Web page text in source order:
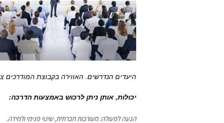
היעדים הנדרשים. האווירה בקבוצת המודרכים
יכולות, אותן ניתן לרכוש באמצעות הדרכה:
הנעה לפעולה: מעורבות חברתית, שינוי פנימי ולמידה.